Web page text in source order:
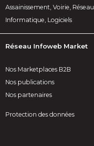
Assainissement, Voirie, Réseau
Informatique, Logiciels
Réseau Infoweb Market
Nos Marketplaces B2B
Nos publications
Nos partenaires
Protection des données